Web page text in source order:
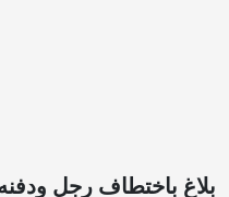
بلاغ باختطاف رجل